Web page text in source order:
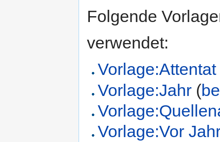
Folgende
verwendet:
Vorlage:Attentat
Vorlage:Jahr (
Vorlage:Vor